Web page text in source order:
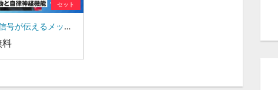
セット
生体信号が伝えるメッセージを読み解く 心拍変動と自律神経機能
料